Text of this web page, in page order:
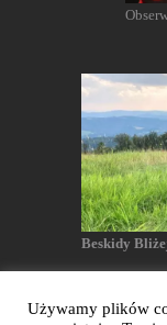
Beskidy
Używamy plików